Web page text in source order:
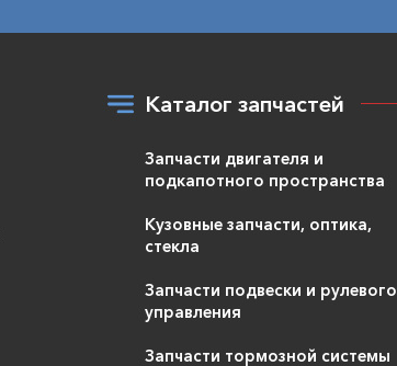
Каталог запчастей
Запчасти двигателя и
подкапотного пространства
Кузовные запчасти, оптика,
стекла
Запчасти подвески и рулевого
управления
Запчасти тормозной системы